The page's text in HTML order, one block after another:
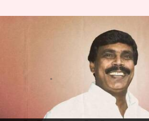
బిహార్ డాన్ ఆనంద్
విడుదలపై ఆంధ్రప్రదేశ్
అసోసియేషన్
06:23 pm
ఈ వార్తాకథనం ఏంటి